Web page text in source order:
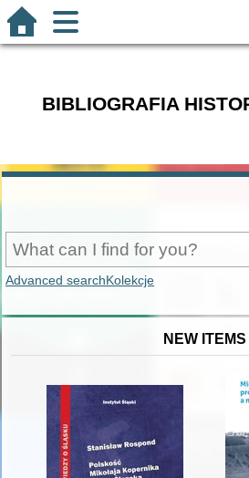
BIBLIOGRAFIA
Advanced searchKolekcje
NEW ITEMS